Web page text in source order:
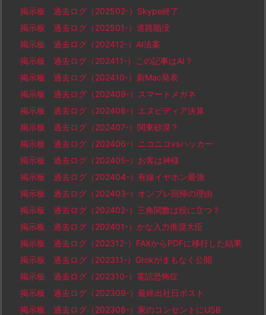
掲示板 過去ログ（202502-）Skype終了
掲示板 過去ログ（202501-）道路陥没
掲示板 過去ログ（202412-）AI法案
掲示板 過去ログ（202411-）この記事はAI？
掲示板 過去ログ（202410-）新Mac発表
掲示板 過去ログ（202409-）スマートメガネ
掲示板 過去ログ（202408-）エヌビディア決算
掲示板 過去ログ（202407-）関東砂漠？
掲示板 過去ログ（202406-）ニコニコvsハッカー
掲示板 過去ログ（202405-）お客は神様
掲示板 過去ログ（202404-）有線イヤホン最強
掲示板 過去ログ（202403-）オンプレ回帰の理由
掲示板 過去ログ（202402-）三角関数は役に立つ？
掲示板 過去ログ（202401-）かな入力推奨大臣
掲示板 過去ログ（202312-）FAXからPDFに移行した結果
掲示板 過去ログ（202311-）Grokがまもなく公開
掲示板 過去ログ（202310-）電話恐怖症
掲示板 過去ログ（202309-）最終出社日ポスト
掲示板 過去ログ（202308-）家のコンセントにUSB